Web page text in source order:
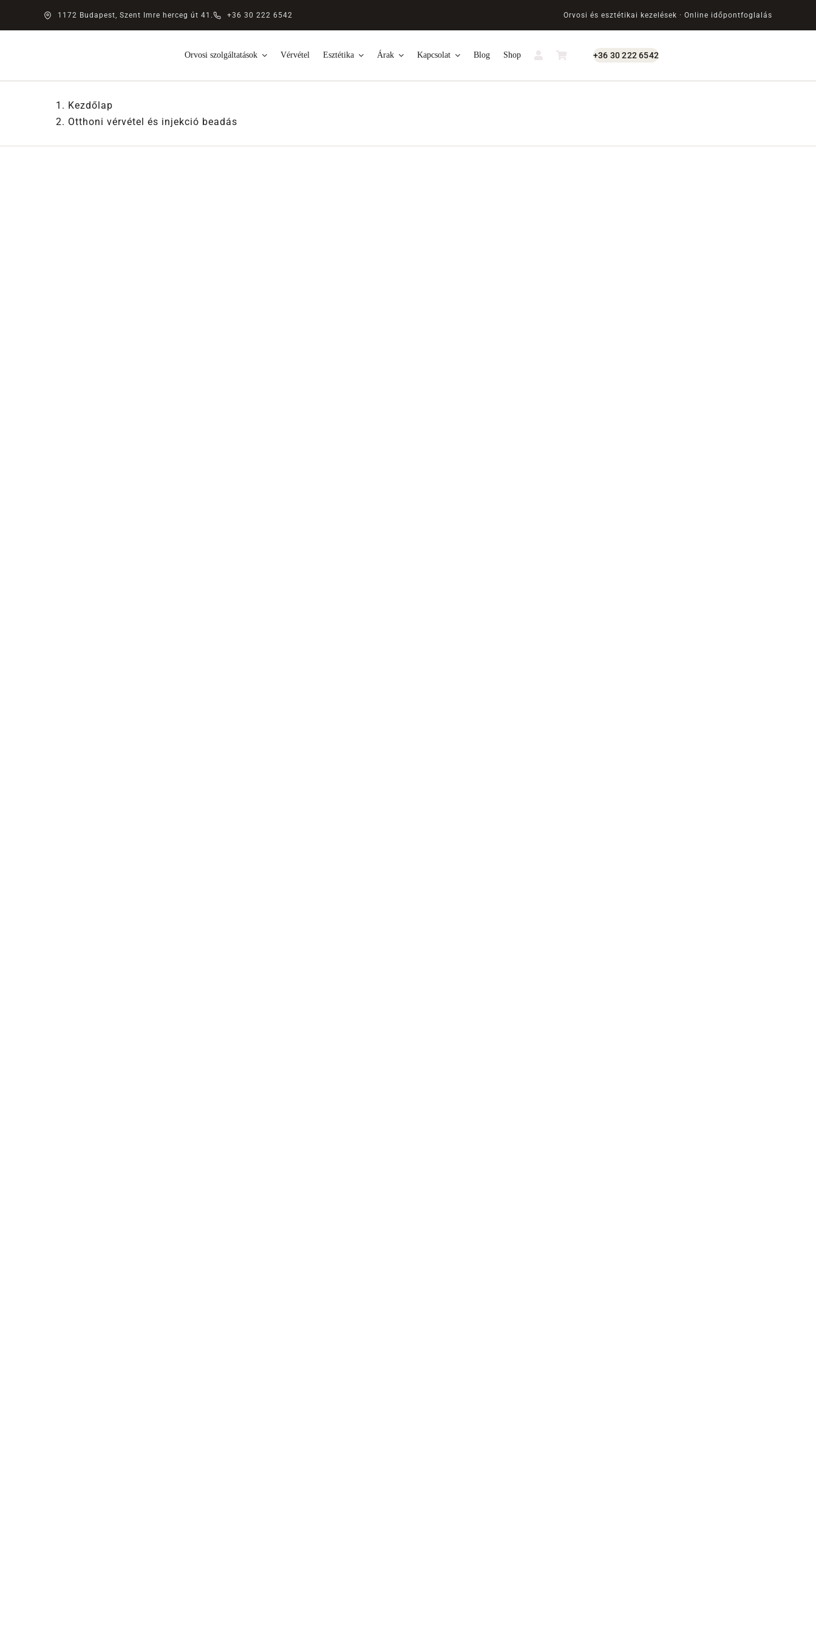
1172 Budapest, Szent Imre herceg út 41. +36 30 222 6542 Orvosi és esztétikai kezelések · Online időpontfoglalás
Orvosi szolgáltatások Vérvétel Esztétika Árak Kapcsolat Blog Shop +36 30 222 6542
Kezdőlap
Otthoni vérvétel és injekció beadás